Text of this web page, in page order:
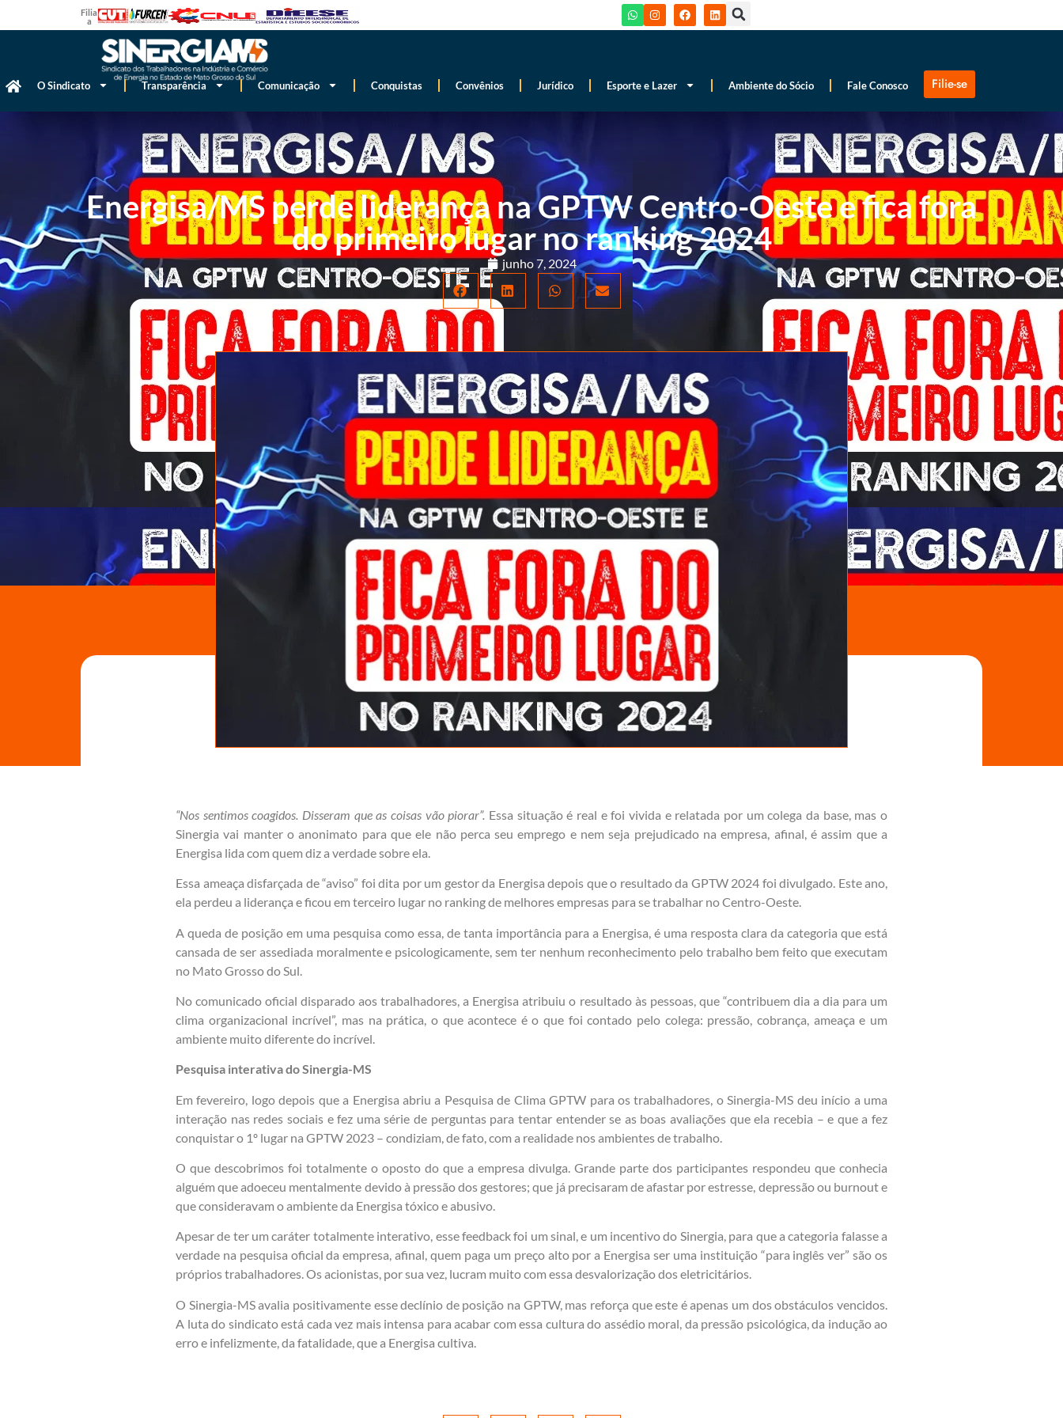
Filiado
a
O Sindicato Transparência Comunicação Conquistas Convênios Jurídico Esporte e Lazer Ambiente do Sócio Fale Conosco Filie-se
Energisa/MS perde liderança na GPTW Centro-Oeste e fica fora
do primeiro lugar no ranking 2024
junho 7, 2024
“Nos sentimos coagidos. Disseram que as coisas vão piorar”. Essa situação é real e foi vivida e relatada por um colega da base, mas o
Sinergia vai manter o anonimato para que ele não perca seu emprego e nem seja prejudicado na empresa, afinal, é assim que a
Energisa lida com quem diz a verdade sobre ela.
Essa ameaça disfarçada de “aviso” foi dita por um gestor da Energisa depois que o resultado da GPTW 2024 foi divulgado. Este ano,
ela perdeu a liderança e ficou em terceiro lugar no ranking de melhores empresas para se trabalhar no Centro-Oeste.
A queda de posição em uma pesquisa como essa, de tanta importância para a Energisa, é uma resposta clara da categoria que está
cansada de ser assediada moralmente e psicologicamente, sem ter nenhum reconhecimento pelo trabalho bem feito que executam
no Mato Grosso do Sul.
No comunicado oficial disparado aos trabalhadores, a Energisa atribuiu o resultado às pessoas, que “contribuem dia a dia para um
clima organizacional incrível”, mas na prática, o que acontece é o que foi contado pelo colega: pressão, cobrança, ameaça e um
ambiente muito diferente do incrível.
Pesquisa interativa do Sinergia-MS
Em fevereiro, logo depois que a Energisa abriu a Pesquisa de Clima GPTW para os trabalhadores, o Sinergia-MS deu início a uma
interação nas redes sociais e fez uma série de perguntas para tentar entender se as boas avaliações que ela recebia – e que a fez
conquistar o 1º lugar na GPTW 2023 – condiziam, de fato, com a realidade nos ambientes de trabalho.
O que descobrimos foi totalmente o oposto do que a empresa divulga. Grande parte dos participantes respondeu que conhecia
alguém que adoeceu mentalmente devido à pressão dos gestores; que já precisaram de afastar por estresse, depressão ou burnout e
que consideravam o ambiente da Energisa tóxico e abusivo.
Apesar de ter um caráter totalmente interativo, esse feedback foi um sinal, e um incentivo do Sinergia, para que a categoria falasse a
verdade na pesquisa oficial da empresa, afinal, quem paga um preço alto por a Energisa ser uma instituição “para inglês ver” são os
próprios trabalhadores. Os acionistas, por sua vez, lucram muito com essa desvalorização dos eletricitários.
O Sinergia-MS avalia positivamente esse declínio de posição na GPTW, mas reforça que este é apenas um dos obstáculos vencidos.
A luta do sindicato está cada vez mais intensa para acabar com essa cultura do assédio moral, da pressão psicológica, da indução ao
erro e infelizmente, da fatalidade, que a Energisa cultiva.